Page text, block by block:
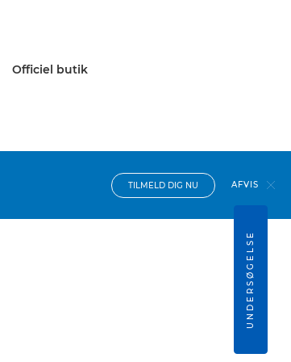
Officiel butik
TILMELD DIG NU AFVIS
UNDERSØGELSE